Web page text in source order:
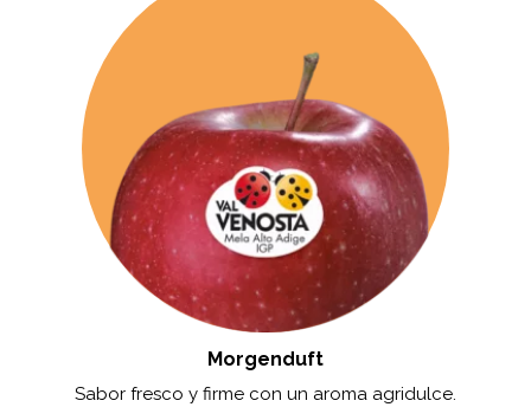
Morgenduft
Sabor fresco y firme con un aroma agridulce.